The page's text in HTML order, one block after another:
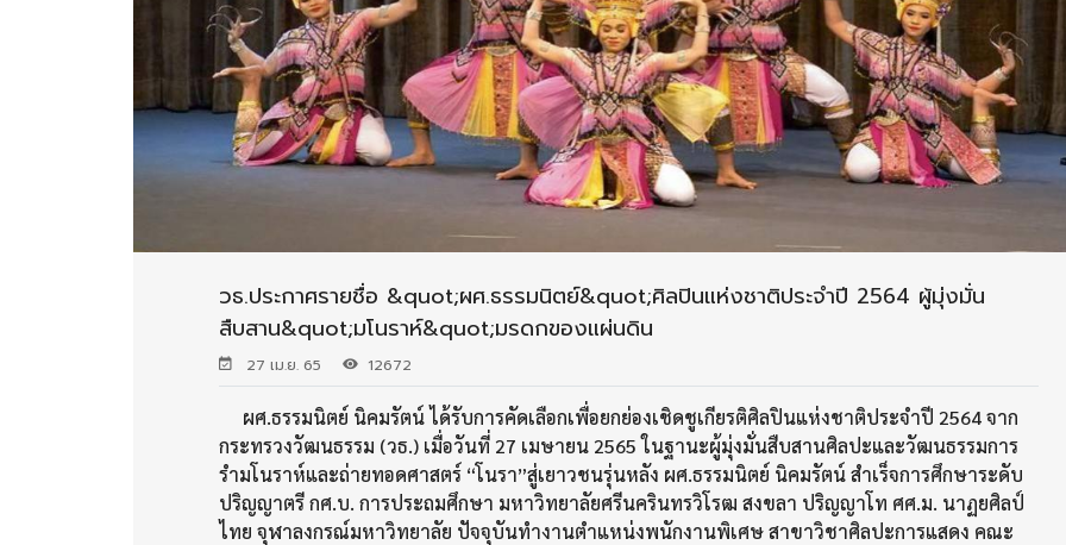
วธ.ประกาศรายชื่อ &quot;ผศ.ธรรมนิตย์&quot;ศิลปินแห่งชาติประจำปี 2564 ผู้มุ่งมั่น
สืบสาน&quot;มโนราห์&quot;มรดกของแผ่นดิน
27 เม.ย. 65 12672
ผศ.ธรรมนิตย์ นิคมรัตน์ ได้รับการคัดเลือกเพื่อยกย่องเชิดชูเกียรติศิลปินแห่งชาติประจำปี 2564 จาก
กระทรวงวัฒนธรรม (วธ.) เมื่อวันที่ 27 เมษายน 2565 ในฐานะผู้มุ่งมั่นสืบสานศิลปะและวัฒนธรรมการ
รำมโนราห์และถ่ายทอดศาสตร์ “โนรา”สู่เยาวชนรุ่นหลัง ผศ.ธรรมนิตย์ นิคมรัตน์ สำเร็จการศึกษาระดับ
ปริญญาตรี กศ.บ. การประถมศึกษา มหาวิทยาลัยศรีนครินทรวิโรฒ สงขลา ปริญญาโท ศศ.ม. นาฏยศิลป์
ไทย จุฬาลงกรณ์มหาวิทยาลัย ปัจจุบันทำงานตำแหน่งพนักงานพิเศษ สาขาวิชาศิลปะการแสดง คณะ